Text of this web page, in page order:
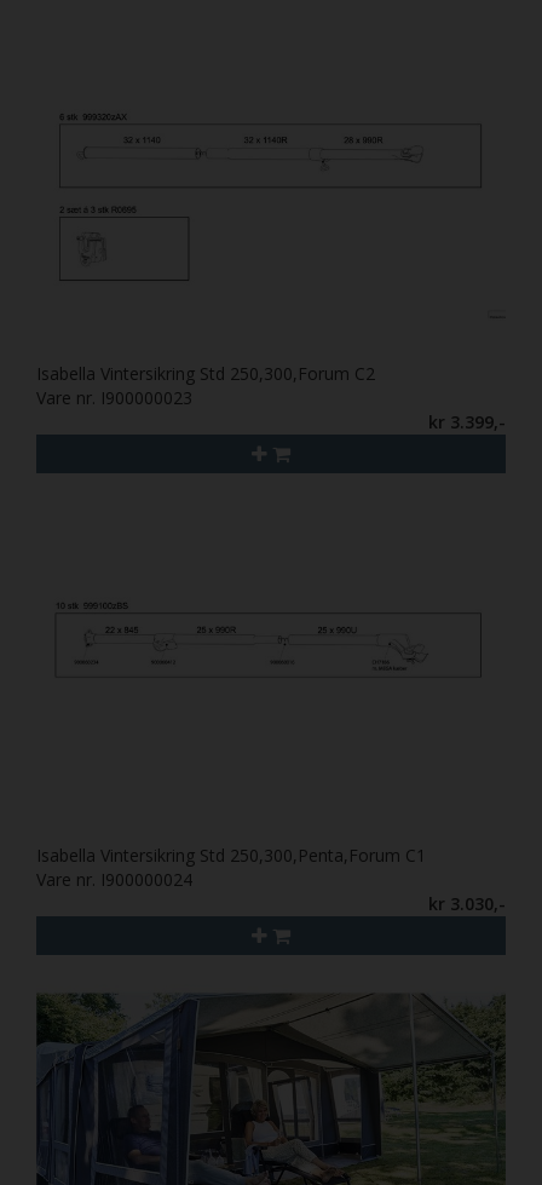
Isabella Vintersikring Std 250,300,Forum C2
Vare nr. I900000023
kr 3.399,-
Isabella Vintersikring Std 250,300,Penta,Forum C1
Vare nr. I900000024
kr 3.030,-